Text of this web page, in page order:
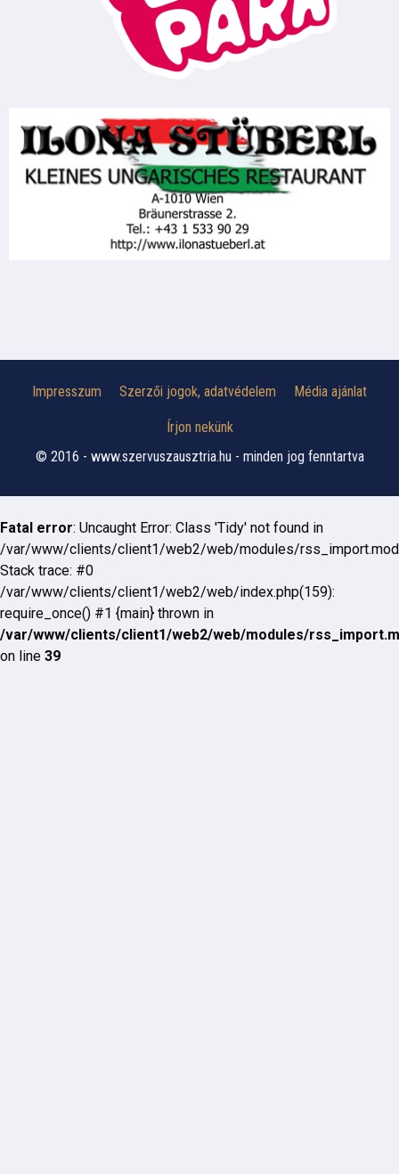
Impresszum Szerzői jogok, adatvédelem Média ajánlat
Írjon nekünk
© 2016 - www.szervuszausztria.hu - minden jog fenntartva
Fatal error: Uncaught Error: Class 'Tidy' not found in
/var/www/clients/client1/web2/web/modules/
Stack trace: #0
/var/www/clients/client1/web2/web/index.php(159):
require_once() #1 {main} thrown in
/var/www/clients/client1/web2/web/modules/
on line 39